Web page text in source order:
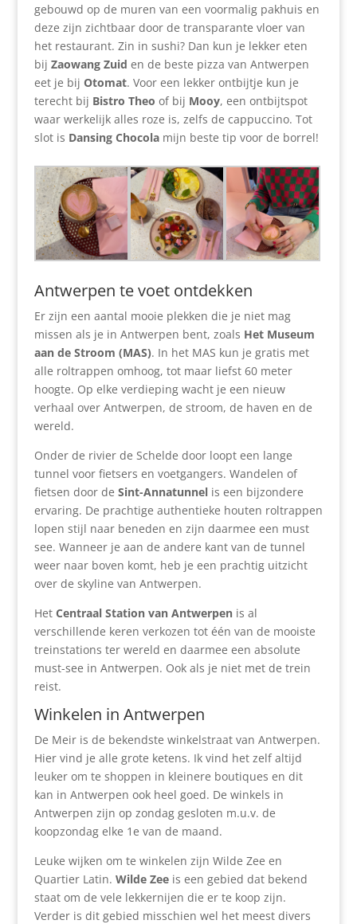
gebouwd op de muren van een voormalig pakhuis en
deze zijn zichtbaar door de transparante vloer van
het restaurant. Zin in sushi? Dan kun je lekker eten
bij Zaowang Zuid en de beste pizza van Antwerpen
eet je bij Otomat. Voor een lekker ontbijtje kun je
terecht bij Bistro Theo of bij Mooy, een ontbijtspot
waar werkelijk alles roze is, zelfs de cappuccino. Tot
slot is Dansing Chocolamijn beste tip voor de borrel!
Antwerpen te voet ontdekken
Er zijn een aantal mooie plekken die je niet mag
missen als je in Antwerpen bent, zoals Het Museum
aan de Stroom (MAS). In het MAS kun je gratis met
alle roltrappen omhoog, tot maar liefst 60 meter
hoogte. Op elke verdieping wacht je een nieuw
verhaal over Antwerpen, de stroom, de haven en de
wereld.
Onder de rivier de Schelde door loopt een lange
tunnel voor fietsers en voetgangers. Wandelen of
fietsen door de Sint-Annatunnel is een bijzondere
ervaring. De prachtige authentieke houten roltrappen
lopen stijl naar beneden en zijn daarmee een must
see. Wanneer je aan de andere kant van de tunnel
weer naar boven komt, heb je een prachtig uitzicht
over de skyline van Antwerpen.
Het Centraal Station van Antwerpenis al
verschillende keren verkozen tot één van de mooiste
treinstations ter wereld en daarmee een absolute
must-see in Antwerpen. Ook als je niet met de trein
reist.
Winkelen in Antwerpen
De Meir is de bekendste winkelstraat van Antwerpen.
Hier vind je alle grote ketens. Ik vind het zelf altijd
leuker om te shoppen in kleinere boutiques en dit
kan in Antwerpen ook heel goed. De winkels in
Antwerpen zijn op zondag gesloten m.u.v. de
koopzondag elke 1e van de maand.
Leuke wijken om te winkelen zijn Wilde Zee en
Quartier Latin. Wilde Zeeis een gebied dat bekend
staat om de vele lekkernijen die er te koop zijn.
Verder is dit gebied misschien wel het meest divers